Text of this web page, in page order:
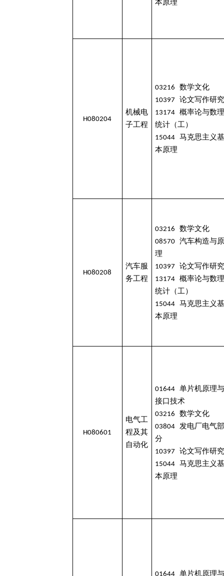
本原理
H080204
机械电
子工程
03216 数学文化
10397 论文写作研究
13174 概率论与数理
统计（工）
15044 马克思主义基
本原理
H080208
汽车服
务工程
03216 数学文化
08570 汽车构造与原
理
10397 论文写作研究
13174 概率论与数理
统计（工）
15044 马克思主义基
本原理
H080601
电气工
程及其
自动化
01644 单片机原理与
接口技术
03216 数学文化
03804 发电厂电气部
分
10397 论文写作研究
15044 马克思主义基
本原理
01644 单片机原理与